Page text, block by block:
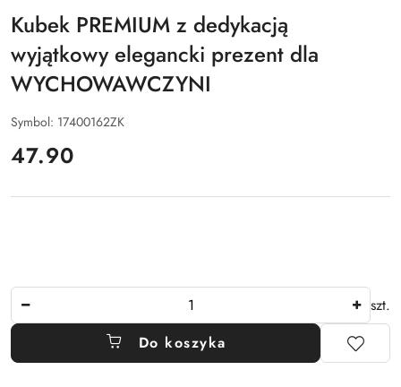
Kubek PREMIUM z dedykacją
wyjątkowy elegancki prezent dla
WYCHOWAWCZYNI
Symbol: 17400162ZK
cena:
47.90
szt.
Do koszyka